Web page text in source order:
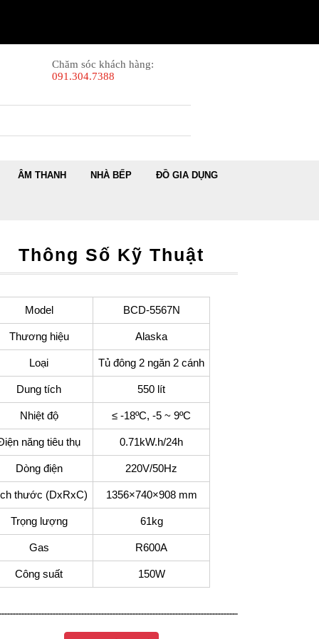
Chăm sóc khách hàng:
091.304.7388
ÂM THANH NHÀ BẾP ĐỒ GIA DỤNG
Thông Số Kỹ Thuật
Model BCD-5567N
Thương hiệu Alaska
Loại Tủ đông 2 ngăn 2 cánh
Dung tích 550 lít
Nhiệt độ ≤ -18ºC, -5 ~ 9ºC
năng tiêu thụ 0.71kW.h/24h
Dòng điện 220V/50Hz
thước (DxRxC) 1356×740×908 mm
Trọng lượng 61kg
Gas R600A
Công suất 150W